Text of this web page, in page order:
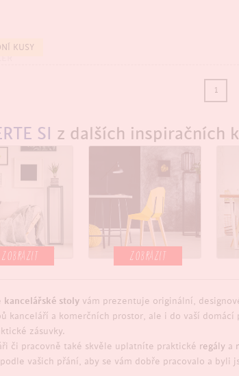
KUSY
1
SI z dalších inspiračních
ZOBRAZIT ZOBRAZIT
kancelářské stoly vám prezentuje originální,
kanceláří a komerčních prostor, ale i do vaší
zásuvky.
či pracovně také skvěle uplatníte praktické regály a
vašich přání, aby se vám dobře pracovalo a byli